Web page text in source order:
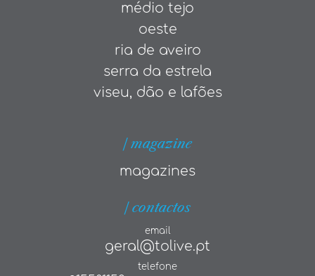
médio tejo
oeste
ria de aveiro
serra da estrela
viseu, dão e lafões
| magazine
magazines
| contactos
email
geral@tolive.pt
telefone